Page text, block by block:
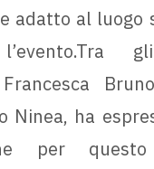
adatto al luogo
Ninea, ha
per questo